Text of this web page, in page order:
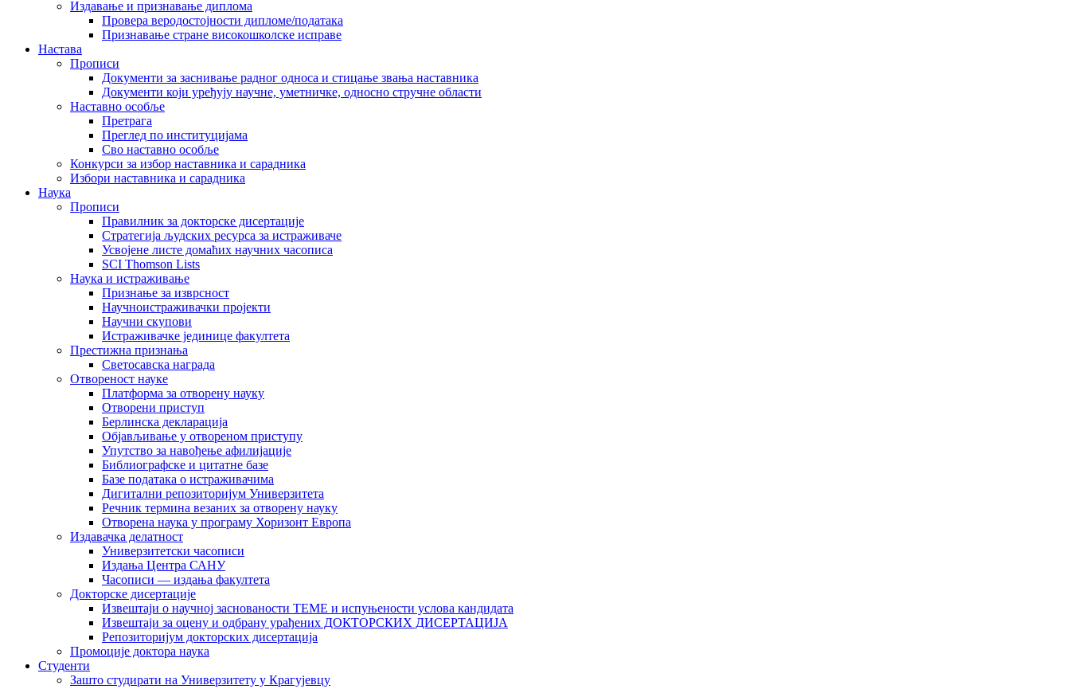
Издавање и признавање диплома
Провера веродостојности дипломе/података
Признавање стране високошколске исправе
Настава
Прописи
Документи за заснивање радног односа и стицање звања наставника
Документи који уређују научне, уметничке, односно стручне области
Наставно особље
Претрага
Преглед по институцијама
Сво наставно особље
Конкурси за избор наставника и сарадника
Избори наставника и сарадника
Наука
Прописи
Правилник за докторске дисертације
Стратегија људских ресурса за истраживаче
Усвојене листе домаћих научних часописа
SCI Thomson Lists
Наука и истраживање
Признање за изврсност
Научноистраживачки пројекти
Научни скупови
Истраживачке јединице факултета
Престижна признања
Светосавска награда
Отвореност науке
Платформа за отворену науку
Отворени приступ
Берлинска декларација
Објављивање у отвореном приступу
Упутство за навођење афилијације
Библиографске и цитатне базе
Базе података о истраживачима
Дигитални репозиторијум Универзитета
Рeчник термина везаних за отворену науку
Отворена наука у програму Хоризонт Европа
Издавачка делатност
Универзитетски часописи
Издања Центра САНУ
Часописи — издања факултета
Докторске дисертације
Извештаји о научној заснованости ТЕМЕ и испуњености услова кандидата
Извештаји за оцену и одбрану урађених ДОКТОРСКИХ ДИСЕРТАЦИЈА
Репозиторијум докторских дисертација
Промоције доктора наука
Студенти
Зашто студирати на Универзитету у Крагујевцу